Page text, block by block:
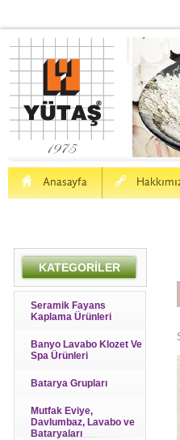
Anasayfa
H a
KATEGORİLER
Seramik Fayans
Kaplama Ürünleri
Banyo Lavabo Klozet Ve
Spa Ürünleri
Batarya Grupları
Mutfak Eviye,
Davlumbaz, Lavabo ve
Bataryaları